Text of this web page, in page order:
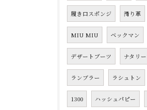
履き口スポンジ 滑り革
MIU MIU ベックマン
デザートブーツ ナタリー
ランブラー ラシュトン
1300 ハッシュパピー